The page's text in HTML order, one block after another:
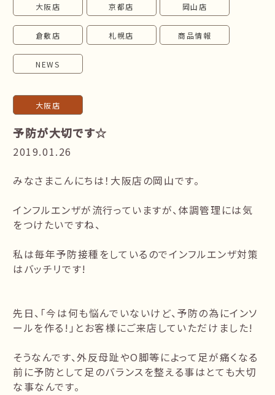
大阪店 京都店 岡山店
倉敷店 札幌店 商品情報
NEWS
大阪店
予防が大切です☆
2019.01.26
みなさまこんにちは！大阪店の岡山です。
インフルエンザが流行っていますが、体調管理には気
をつけたいですね、
私は毎年予防接種をしているのでインフルエンザ対策
はバッチリです!
先日、「今は何も悩んでいないけど、予防の為にインソ
ールを作る!」とお客様にご来店していただけました!
そうなんです、外反母趾やO脚等によって足が痛くなる
前に予防として足のバランスを整える事はとても大切
な事なんです。